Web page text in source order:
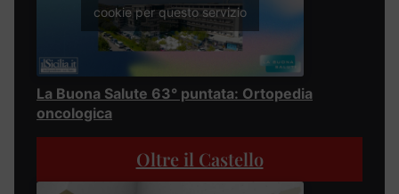
cookie per questo servizio
La Buona Salute 63° puntata: Ortopedia
oncologica
Oltre il Castello